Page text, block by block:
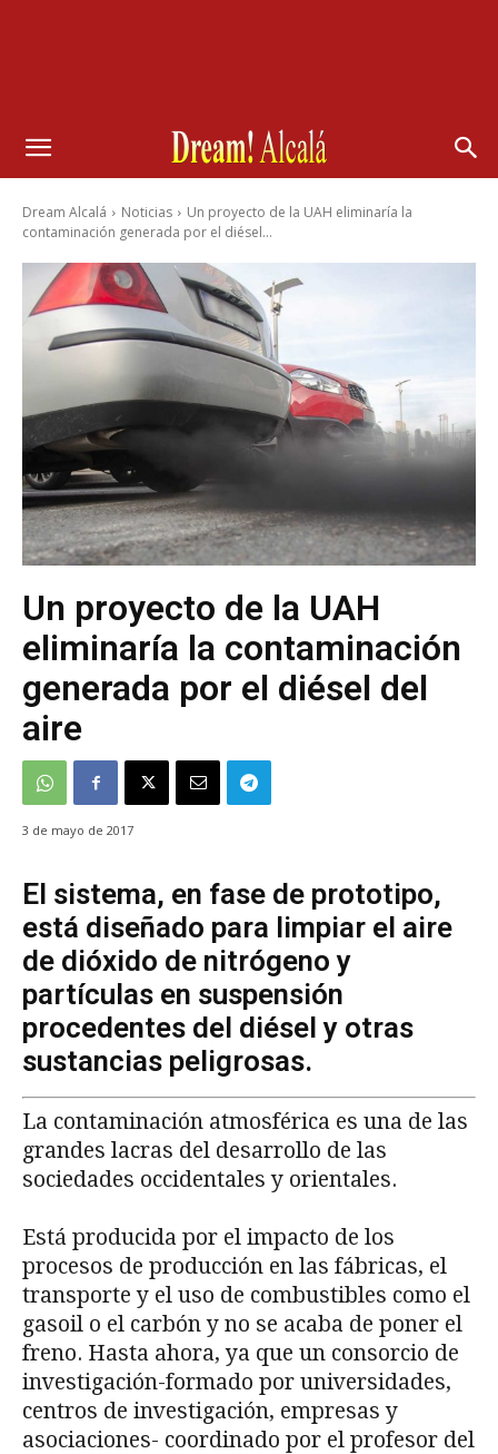
Dream Alcalá Noticias
Un proyecto de la UAH eliminaría la
contaminación generada por el diésel...
Un proyecto de la UAH
eliminaría la contaminación
generada por el diésel del
aire
3 de mayo de 2017
El sistema, en fase de prototipo,
está diseñado para limpiar el aire
de dióxido de nitrógeno y
partículas en suspensión
procedentes del diésel y otras
sustancias peligrosas.
La contaminación atmosférica es una de las
grandes lacras del desarrollo de las
sociedades occidentales y orientales.
Está producida por el impacto de los
procesos de producción en las fábricas, el
transporte y el uso de combustibles como el
gasoil o el carbón y no se acaba de poner el
freno. Hasta ahora, ya que un consorcio de
investigación-formado por universidades,
centros de investigación, empresas y
asociaciones- coordinado por el profesor del